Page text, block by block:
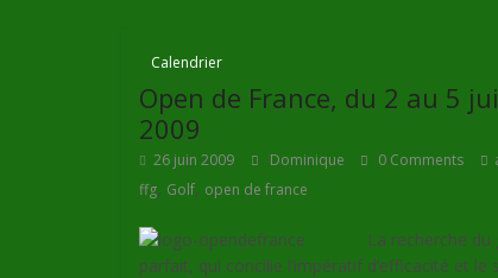
Calendrier
Open de France, du 2 au 5
2009
26 juin 2009 Dominique 0 Comments
ffg, Golf, open de france
La recherche du
parfait, qui concilie l’impératif d’efficacité et le